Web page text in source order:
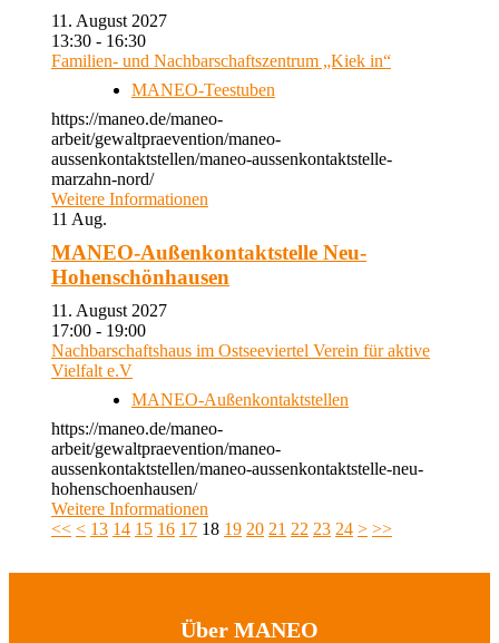
11. August 2027
13:30 - 16:30
Familien- und Nachbarschaftszentrum „Kiek in“
MANEO-Teestuben
https://maneo.de/maneo-
arbeit/gewaltpraevention/maneo-
aussenkontaktstellen/maneo-aussenkontaktstelle-
marzahn-nord/
Weitere Informationen
11 Aug.
MANEO-Außenkontaktstelle Neu-
Hohenschönhausen
11. August 2027
17:00 - 19:00
Nachbarschaftshaus im Ostseeviertel Verein für aktive
Vielfalt e.V
MANEO-Außenkontaktstellen
https://maneo.de/maneo-
arbeit/gewaltpraevention/maneo-
aussenkontaktstellen/maneo-aussenkontaktstelle-neu-
hohenschoenhausen/
Weitere Informationen
<< < 13 14 15 16 17 18 19 20 21 22 23 24 > >>
Über MANEO